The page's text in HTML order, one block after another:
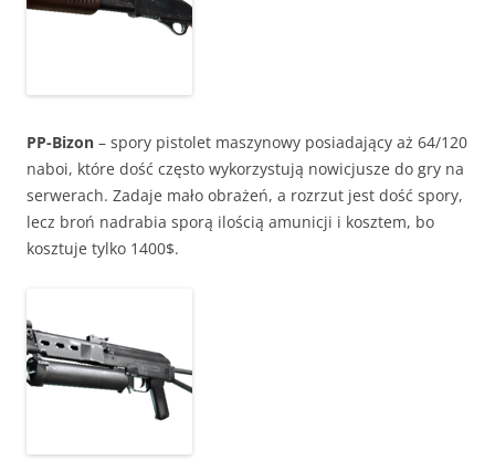
PP-Bizon – spory pistolet maszynowy posiadający aż 64/120
naboi, które dość często wykorzystują nowicjusze do gry na
serwerach. Zadaje mało obrażeń, a rozrzut jest dość spory,
lecz broń nadrabia sporą ilością amunicji i kosztem, bo
kosztuje tylko 1400$.